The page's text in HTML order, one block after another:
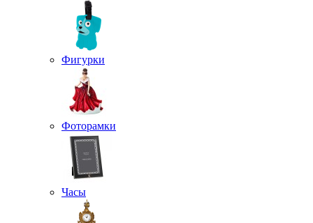
Фигурки
Фоторамки
Часы